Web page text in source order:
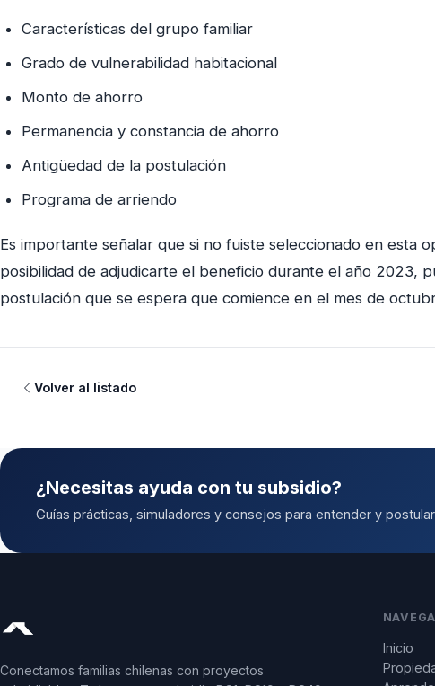
Características del grupo familiar
Grado de vulnerabilidad habitacional
Monto de ahorro
Permanencia y constancia de ahorro
Antigüedad de la postulación
Programa de arriendo
Es importante señalar que si no fuiste seleccionado en esta
posibilidad de adjudicarte el beneficio durante el año 2023,
postulación que se espera que comience en el mes de
Volver al listado
¿Necesitas ayuda con tu subsidio?
Guías prácticas, simuladores y consejos para entender y
Conectamos familias chilenas con proyectos
Inicio